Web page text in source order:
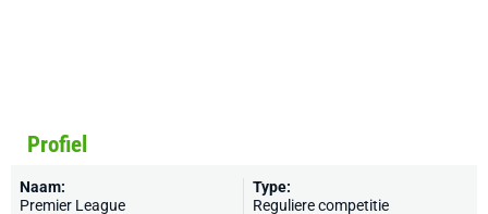
Profiel
Naam:
Premier League
Type:
Reguliere competitie